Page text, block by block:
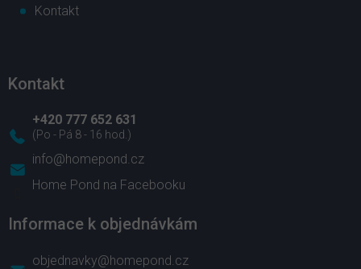
Kontakt
Kontakt
info@homepond.cz
+420 777 652 631
Home Pond na Facebooku
Informace k objednávkám
objednavky@homepond.cz